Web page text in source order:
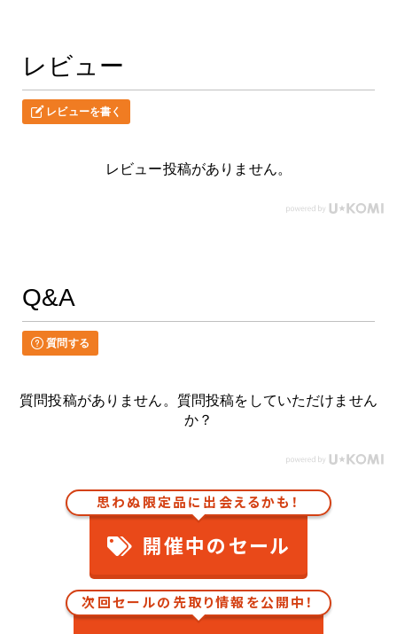
レビュー
レビューを書く
レビュー投稿がありません。
Q&A
質問する
質問投稿がありません。質問投稿をしていただけません
か？
思わぬ限定品に出会えるかも！
開催中のセール
次回セールの先取り情報を公開中！